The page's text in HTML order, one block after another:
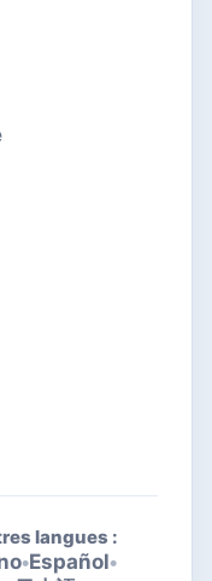
langues :
•Español•